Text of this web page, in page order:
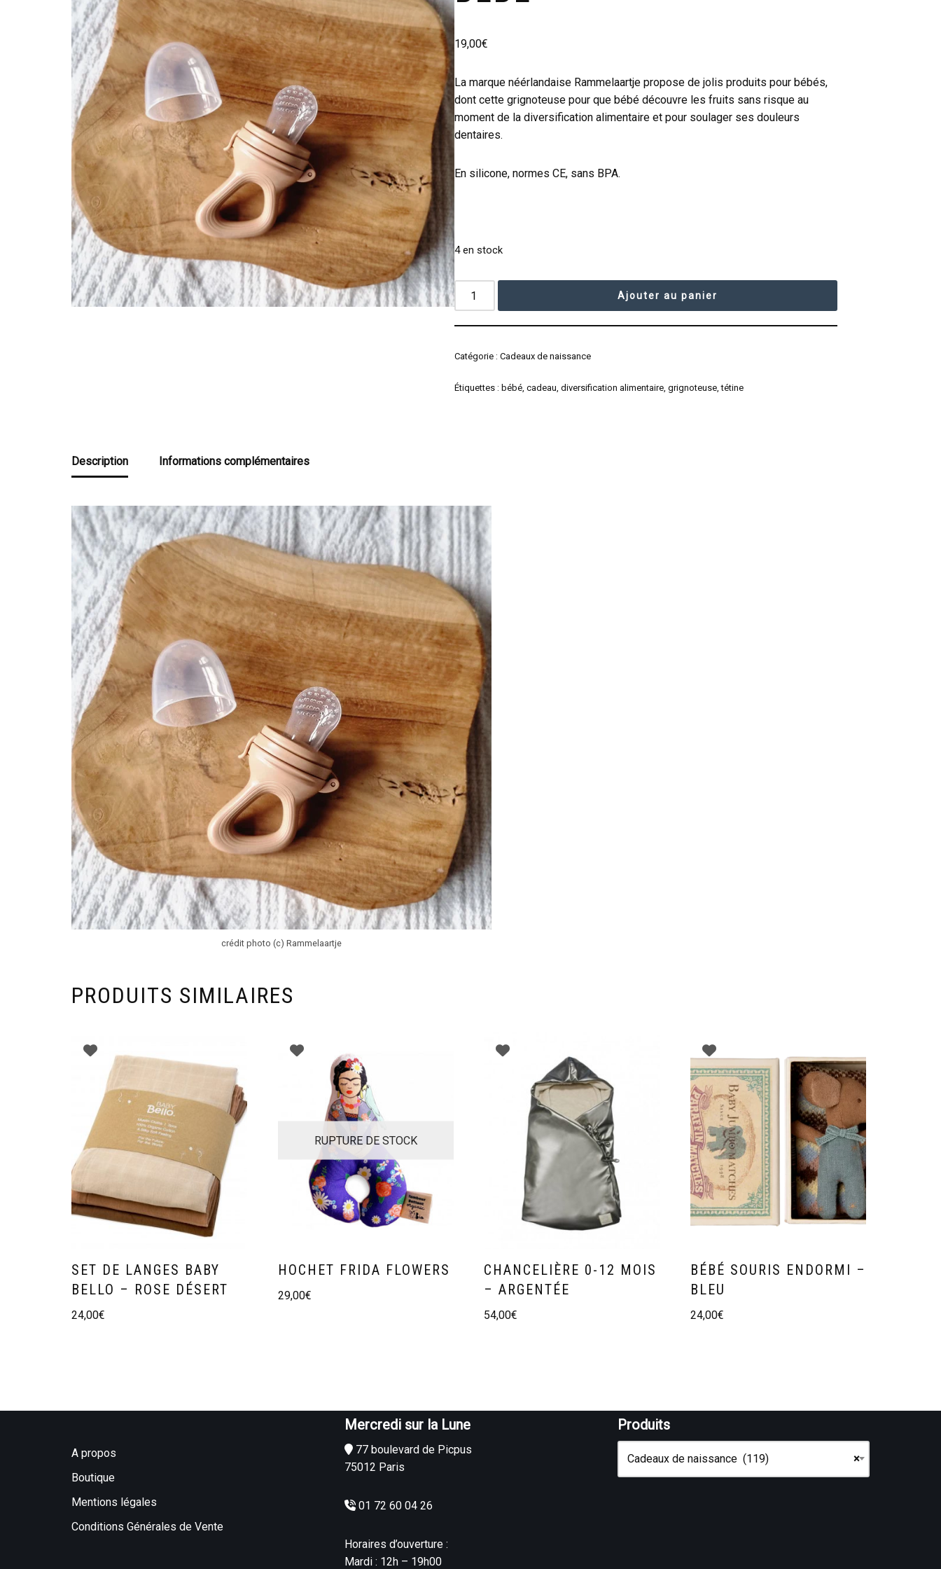
19,00€
La marque néérlandaise Rammelaartje propose de jolis produits pour bébés,
dont cette grignoteuse pour que bébé découvre les fruits sans risque au
moment de la diversification alimentaire et pour soulager ses douleurs
dentaires.
En silicone, normes CE, sans BPA.
4 en stock
Ajouter au panier
Catégorie :Cadeaux de naissance
Étiquettes : bébé,cadeau,diversification alimentaire,grignoteuse,tétine
Description Informations complémentaires
crédit photo (c) Rammelaartje
PRODUITS SIMILAIRES
SET DE LANGES BABY
BELLO – ROSE DÉSERT
24,00€
RUPTURE DE STOCK
HOCHET FRIDA FLOWERS
29,00€
CHANCELIÈRE 0-12 MOIS
– ARGENTÉE
54,00€
BÉBÉ SOURIS ENDORMI –
BLEU
24,00€
A propos
Boutique
Mentions légales
Conditions Générales de Vente
Mercredi sur la Lune
77 boulevard de Picpus
75012 Paris
01 72 60 04 26
Horaires d’ouverture :
Mardi : 12h – 19h00
Produits
×
Cadeaux de naissance (119)